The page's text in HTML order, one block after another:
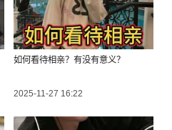
如何看待相亲？有没有意义？
2025-11-27 16:22